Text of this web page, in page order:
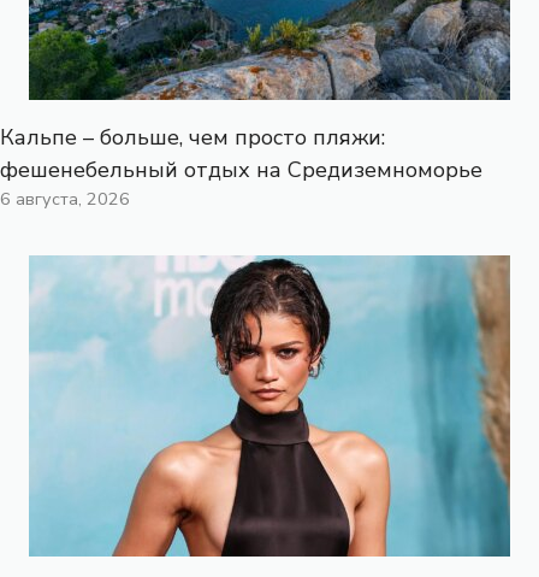
Кальпе – больше, чем просто пляжи:
фешенебельный отдых на Средиземноморье
6 августа, 2026